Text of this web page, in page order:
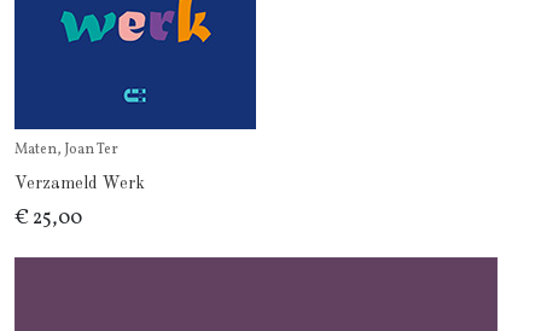
Maten, Joan Ter
Verzameld Werk
€ 25,00